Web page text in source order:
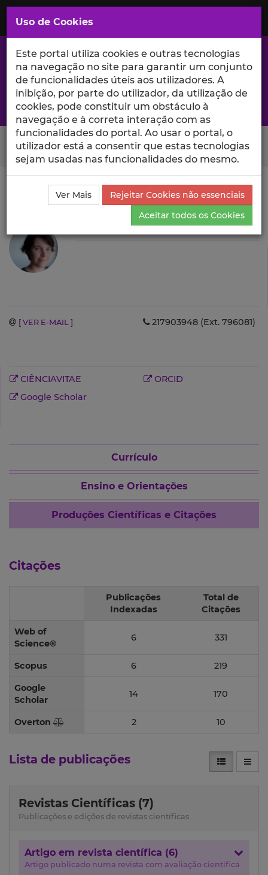
Saltar
para
Conteúdo
Principal
A excelência da investigação e ciência no Iscte
Search Button
Ciência_Iscte Autores
Leonor Pereira da Costa
Produções Científicas e Citações
Leonor Pereira da Costa
[ VER E-MAIL ] 217903948 (Ext. 796081)
CIÊNCIAVITAE
ORCID
Google Scholar
Currículo
Ensino e Orientações
Produções Científicas e Citações
Citações
Publicações
Indexadas
Total de
Citações
Web of
Science®
6 331
Scopus 6 219
Google
Scholar
14 170
Overton 2 10
Lista de publicações
Revistas Científicas (7)
Publicações e edições de revistas científicas
Artigo em revista científica (6)
Artigo publicado numa revista com avaliação científica
Uso de Cookies
Este portal utiliza cookies e outras tecnologias
na navegação no site para garantir um conjunto
de funcionalidades úteis aos utilizadores. A
inibição, por parte do utilizador, da utilização de
cookies, pode constituir um obstáculo à
navegação e à correta interação com as
funcionalidades do portal. Ao usar o portal, o
utilizador está a consentir que estas tecnologias
sejam usadas nas funcionalidades do mesmo.
Ver Mais
Rejeitar Cookies não essenciais
Aceitar todos os Cookies